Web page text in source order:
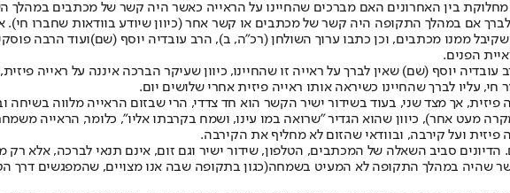
בין האחרונים האם מברכים שהחיינו על הראייה כאשר היה קשר של מכתבים במהלך
אם במהלך התקופה היה קשר של מכתבים או קשר אחר (כיוון שיודע בוודאות שחברו חי).
ממנו מכתבים, וכן כתבו ערוך השולחן (רכ"ה, ב), הרב עובדיה יוסף (שם)ועוד הרבה
הפנים.
יוסף (שם) שאין לברך על ראייה זו שהחיינו, כיוון שעיקר הברכה איננה על ראייה
עליו לברך שהחיינו כשיראה אותו ראייה פיזית אחרי שלושים יום.
אך מצד שני, בעוד בשידור ישיר הקשר הוא חד צדדי, הרי שבזום הראייה מלווה בשיחה
מעט אחר), כיוון שהוא הגדיר "שרואה במו עינו, ושמח בקרבתו אליו", כלומר, הראייה
ועל קירבה, ובוודאי שהזום לא מחליף את הקירבה.
סביב השאלה של המכתבים, הטלפון, שידור ישיר וגם זום, אינם תנאי לברכה, אלא
במהלך התקופה לא המעיט בשמחה(כגון בתקופה שבה אנו מצויים, שהמפגשים דרך